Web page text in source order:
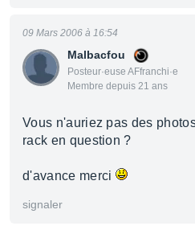
Malbacfou
Posteur·euse AFfranchi·e
Membre depuis 21 ans
09 Mars 2006 à 16:54
Vous n'auriez pas des
rack en question ?
d'avance merci
signaler